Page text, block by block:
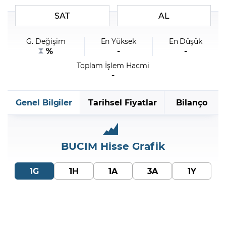
Şifremi Unuttum
SAT AL
G. Değişim
%
En Yüksek
-
En Düşük
-
Toplam İşlem Hacmi
-
Genel Bilgiler Tarihsel Fiyatlar Bilanço
BUCIM Hisse Grafik
1G 1H 1A 3A 1Y